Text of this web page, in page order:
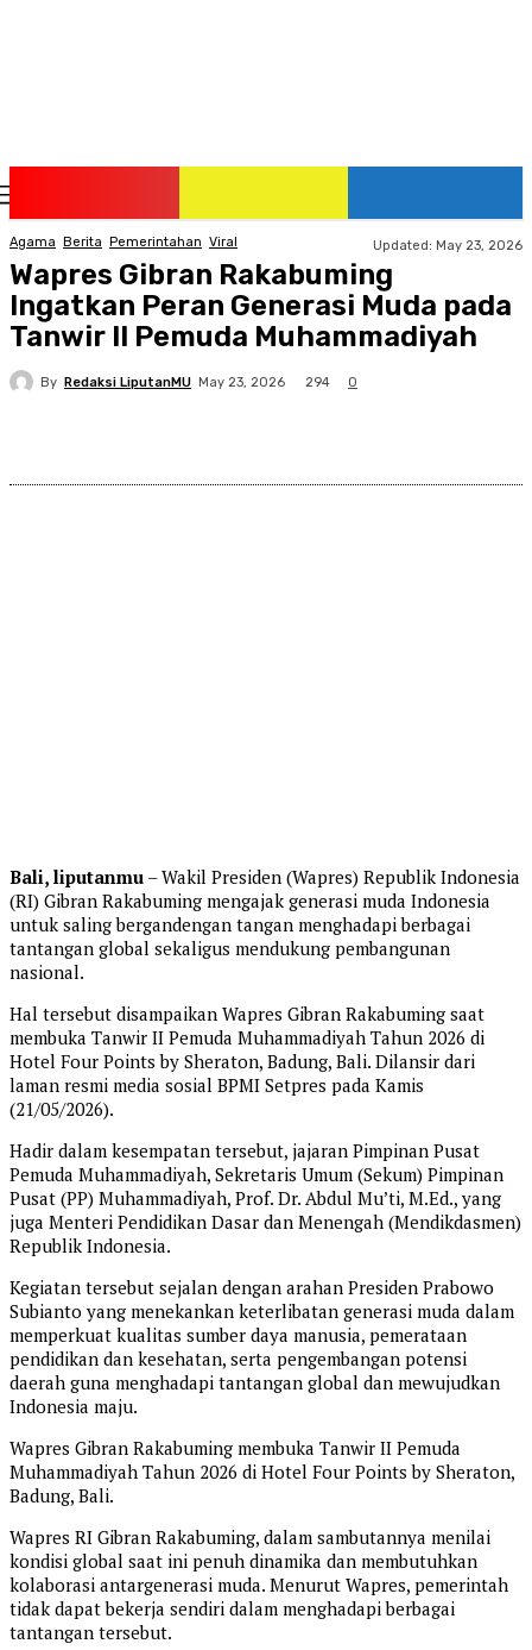
Agama Berita Pemerintahan Viral Updated: May 23, 2026
Wapres Gibran Rakabuming
Ingatkan Peran Generasi Muda pada
Tanwir II Pemuda Muhammadiyah
By Redaksi LiputanMU May 23, 2026 294 0
Bali, liputanmu – Wakil Presiden (Wapres) Republik Indonesia
(RI) Gibran Rakabuming mengajak generasi muda Indonesia
untuk saling bergandengan tangan menghadapi berbagai
tantangan global sekaligus mendukung pembangunan
nasional.
Hal tersebut disampaikan Wapres Gibran Rakabuming saat
membuka Tanwir II Pemuda Muhammadiyah Tahun 2026 di
Hotel Four Points by Sheraton, Badung, Bali. Dilansir dari
laman resmi media sosial BPMI Setpres pada Kamis
(21/05/2026).
Hadir dalam kesempatan tersebut, jajaran Pimpinan Pusat
Pemuda Muhammadiyah, Sekretaris Umum (Sekum) Pimpinan
Pusat (PP) Muhammadiyah, Prof. Dr. Abdul Mu’ti, M.Ed., yang
juga Menteri Pendidikan Dasar dan Menengah (Mendikdasmen)
Republik Indonesia.
Kegiatan tersebut sejalan dengan arahan Presiden Prabowo
Subianto yang menekankan keterlibatan generasi muda dalam
memperkuat kualitas sumber daya manusia, pemerataan
pendidikan dan kesehatan, serta pengembangan potensi
daerah guna menghadapi tantangan global dan mewujudkan
Indonesia maju.
Wapres Gibran Rakabuming membuka Tanwir II Pemuda
Muhammadiyah Tahun 2026 di Hotel Four Points by Sheraton,
Badung, Bali.
Wapres RI Gibran Rakabuming, dalam sambutannya menilai
kondisi global saat ini penuh dinamika dan membutuhkan
kolaborasi antargenerasi muda. Menurut Wapres, pemerintah
tidak dapat bekerja sendiri dalam menghadapi berbagai
tantangan tersebut.